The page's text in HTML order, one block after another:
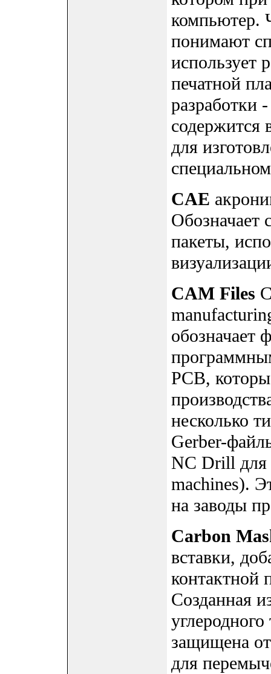
компьютер.
понимают
использует
печатной
разработки
содержится
для
CAE
Обозначает
пакеты,
CAM Files
обозначает
PCB,
несколько
Gerber-
NC Drill для
machines).
на заводы
Carbon
вставки,
контактной
Созданная
защищена
для